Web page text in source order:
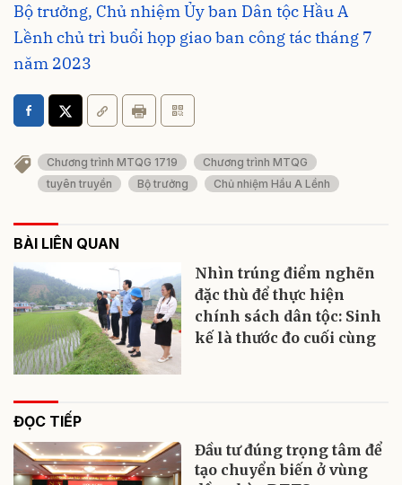
Bộ trưởng, Chủ nhiệm Ủy ban Dân tộc Hầu A
Lềnh chủ trì buổi họp giao ban công tác tháng 7
năm 2023
Chương trình MTQG 1719
Chương trình MTQG
tuyên truyền
Bộ trưởng Chủ nhiệm Hầu A Lềnh
BÀI LIÊN QUAN
Nhìn trúng điểm nghẽn
đặc thù để thực hiện
chính sách dân tộc: Sinh
kế là thước đo cuối cùng
ĐỌC TIẾP
Đầu tư đúng trọng tâm để
tạo chuyển biến ở vùng